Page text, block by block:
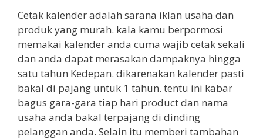
Cetak kalender adalah sarana iklan usaha dan
produk yang murah. kala kamu berpormosi
memakai kalender anda cuma wajib cetak sekali
dan anda dapat merasakan dampaknya hingga
satu tahun Kedepan. dikarenakan kalender pasti
bakal di pajang untuk 1 tahun. tentu ini kabar
bagus gara-gara tiap hari product dan nama
usaha anda bakal terpajang di dinding
pelanggan anda. Selain itu memberi tambahan